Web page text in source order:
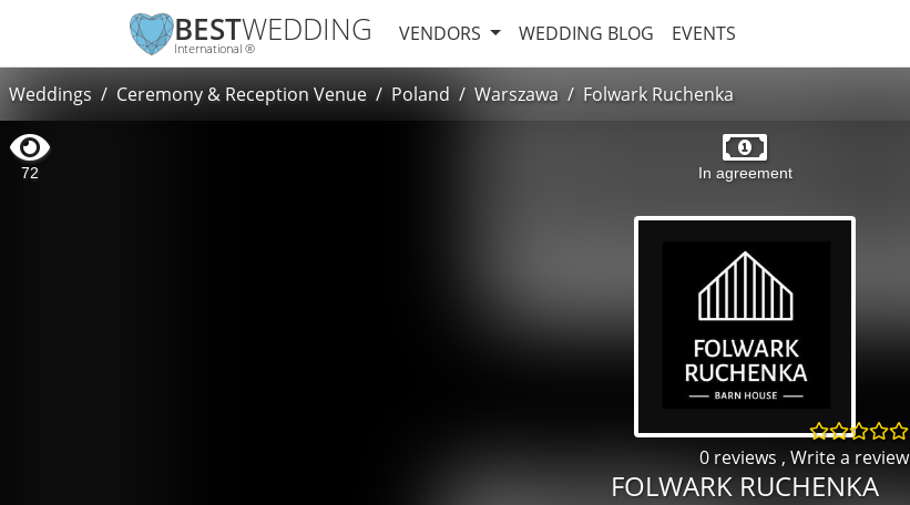
BESTWEDDING
International ®
VENDORS WEDDING BLOG EVENTS
Weddings Ceremony & Reception Venue Poland Warszawa Folwark Ruchenka
72 In agreement
0 reviews , Write a review
FOLWARK RUCHENKA